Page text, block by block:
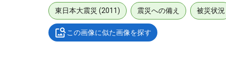
東日本大震災 (2011) 震災への備え 被災状況
この画像に似た画像を探す